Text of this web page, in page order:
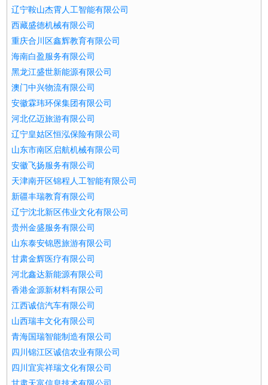
辽宁鞍山杰霄人工智能有限公司
西藏盛德机械有限公司
重庆合川区鑫辉教育有限公司
海南白盈服务有限公司
黑龙江盛世新能源有限公司
澳门中兴物流有限公司
安徽霖玮环保集团有限公司
河北亿迈旅游有限公司
辽宁皇姑区恒泓保险有限公司
山东市南区启航机械有限公司
安徽飞扬服务有限公司
天津南开区锦程人工智能有限公司
新疆丰瑞教育有限公司
辽宁沈北新区伟业文化有限公司
贵州金盛服务有限公司
山东泰安锦恩旅游有限公司
甘肃金辉医疗有限公司
河北鑫达新能源有限公司
香港金源新材料有限公司
江西诚信汽车有限公司
山西瑞丰文化有限公司
青海国瑞智能制造有限公司
四川锦江区诚信农业有限公司
四川宜宾祥瑞文化有限公司